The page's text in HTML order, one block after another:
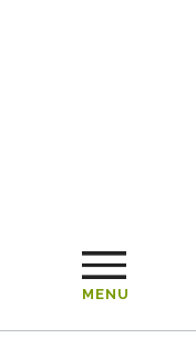
MENU